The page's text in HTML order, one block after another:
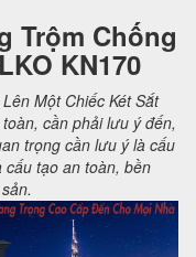
Trộm Chống
KN170
Một Chiếc Két Sắt
cần phải lưu ý đến,
trọng cần lưu ý là cấu
cấu tạo an toàn, bền